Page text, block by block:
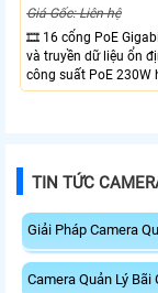
Giá Gốc: Liên hệ
🎞 16 cổng PoE
và truyền dữ liệu ổn
công suất PoE 230W
thiết bị cùng lúc. Tốc
TIN TỨC
Giải Pháp Camera
Camera Quản Lý Bãi